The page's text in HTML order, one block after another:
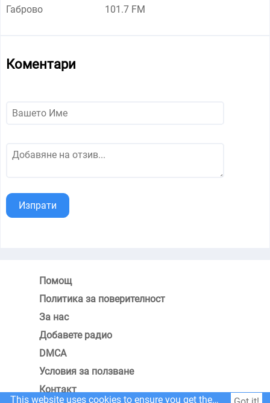
Габрово 101.7 FM
Коментари
Изпрати
Помощ
Политика за поверителност
За нас
Добавете радио
DMCA
Условия за ползване
Контакт
This website uses cookies to ensure you get the best experience on our website.